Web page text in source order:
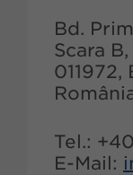
Bd.
Scara
011972,
Tel.:
E-Mail: